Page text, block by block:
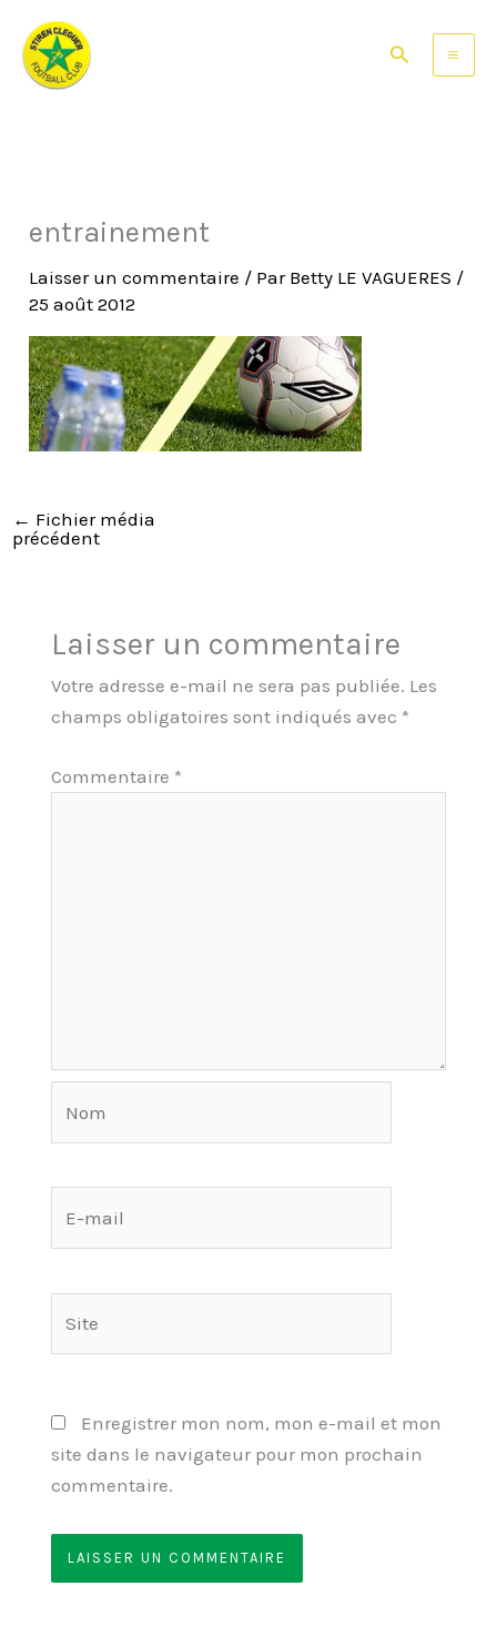
contenu
Rechercher
entrainement
Laisser un commentaire / Par Betty LE VAGUERES /
25 août 2012
← Fichier média
précédent
Laisser un commentaire
Votre adresse e-mail ne sera pas publiée. Les
champs obligatoires sont indiqués avec *
Commentaire *
Enregistrer mon nom, mon e-mail et mon
site dans le navigateur pour mon prochain
commentaire.